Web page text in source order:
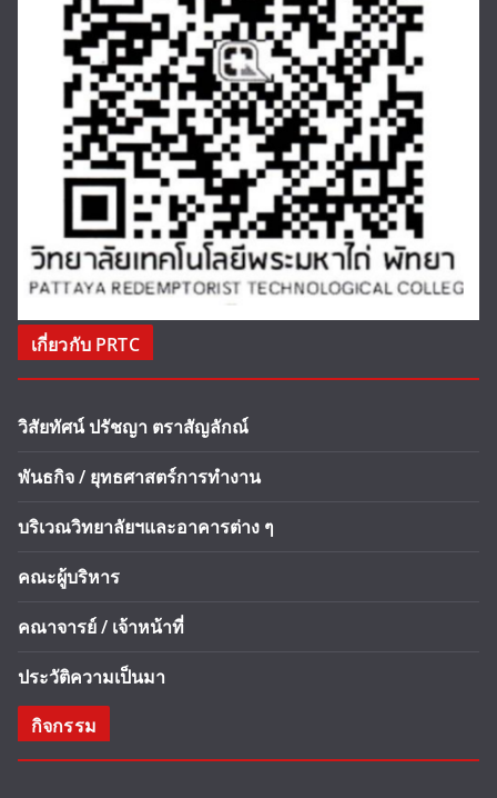
เกี่ยวกับ PRTC
วิสัยทัศน์ ปรัชญา ตราสัญลักณ์
พันธกิจ / ยุทธศาสตร์การทำงาน
บริเวณวิทยาลัยฯและอาคารต่าง ๆ
คณะผู้บริหาร
คณาจารย์ / เจ้าหน้าที่
ประวัติความเป็นมา
กิจกรรม